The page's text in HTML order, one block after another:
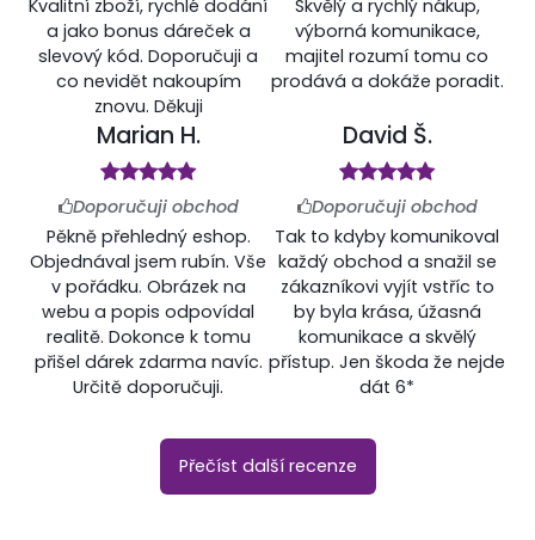
Kvalitní zboží, rychlé dodání
a jako bonus dáreček a
slevový kód. Doporučuji a
co nevidět nakoupím
znovu. Děkuji
Skvělý a rychlý nákup,
výborná komunikace,
majitel rozumí tomu co
prodává a dokáže poradit.
Marian H.
Doporučuji obchod
Pěkně přehledný eshop.
Objednával jsem rubín. Vše
v pořádku. Obrázek na
webu a popis odpovídal
realitě. Dokonce k tomu
přišel dárek zdarma navíc.
Určitě doporučuji.
David Š.
Doporučuji obchod
Tak to kdyby komunikoval
každý obchod a snažil se
zákazníkovi vyjít vstříc to
by byla krása, úžasná
komunikace a skvělý
přístup. Jen škoda že nejde
dát 6*
Přečíst další recenze